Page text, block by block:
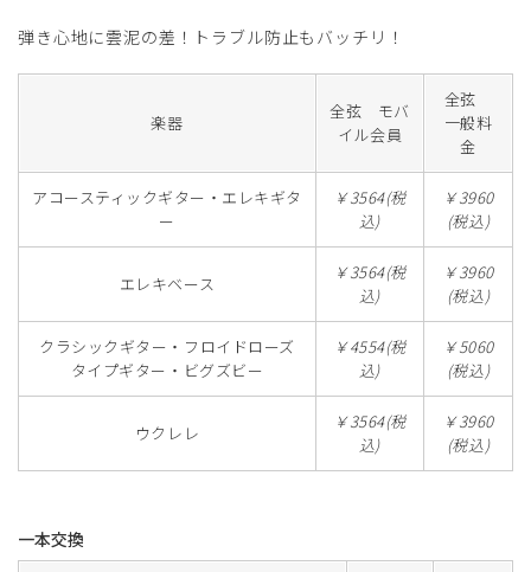
弾き心地に雲泥の差！トラブル防止もバッチリ！
楽器
全弦 モバ
イル会員
全弦
一般料
金
アコースティックギター・エレキギタ
ー
￥3564(税
込)
￥3960
(税込)
エレキベース
￥3564(税
込)
￥3960
(税込)
クラシックギター・フロイドローズ
タイプギター・ビグズビー
￥4554(税
込)
￥5060
(税込)
ウクレレ
￥3564(税
込)
￥3960
(税込)
一本交換